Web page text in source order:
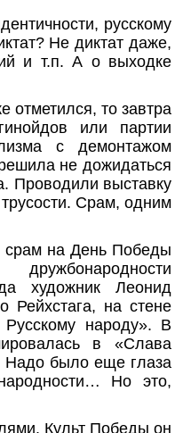
русскому
Не диктат даже,
и т.п. А о выходке
отметился, то завтра
или партии
с демонтажом
не дожидаться
Проводили выставку
Срам, одним
срам на День Победы
художник Леонид
Рейхстага, на стене
народу». В
в «Слава
Надо было еще глаза
Но это,
Культ Победы он